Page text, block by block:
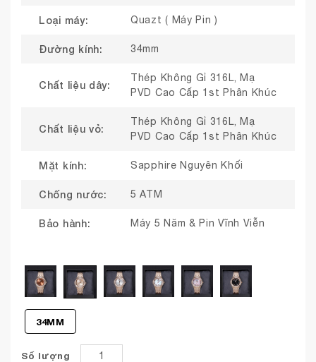
Loại máy: Quazt ( Máy Pin )
Đường kính: 34mm
Chất liệu dây:
Thép Không Gỉ 316L, Mạ
PVD Cao Cấp 1st Phân Khúc
Chất liệu vỏ:
Thép Không Gỉ 316L, Mạ
PVD Cao Cấp 1st Phân Khúc
Mặt kính: Sapphire Nguyên Khối
Chống nước: 5 ATM
Bảo hành: Máy 5 Năm & Pin Vĩnh Viễn
34MM
Số lượng